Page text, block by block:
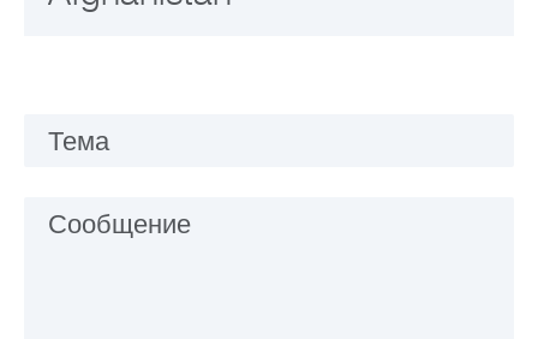
Тема
Сообщение